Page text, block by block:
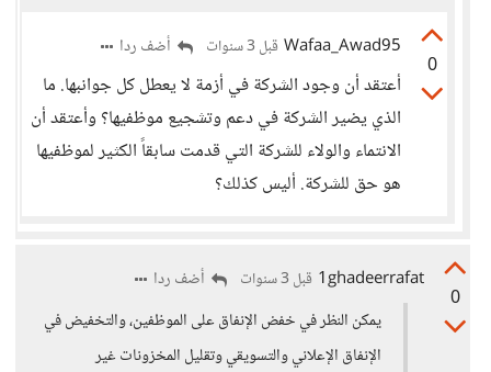
0
Wafaa_Awad95 قبل 3 سنوات أضف ردا
أعتقد أن وجود الشركة في أزمة لا يعطل كل جوانبها. ما
الذي يضير الشركة في دعم وتشجيع موظفيها؟ وأعتقد أن
الانتماء والولاء للشركة التي قدمت سابقاً الكثير لموظفيها
هو حق للشركة. أليس كذلك؟
0
1ghadeerrafat قبل 3 سنوات
أضف ردا
يمكن النظر في خفض الإنفاق على الموظفين، والتخفيض في
الإنفاق الإعلاني والتسويقي وتقليل المخزونات غير